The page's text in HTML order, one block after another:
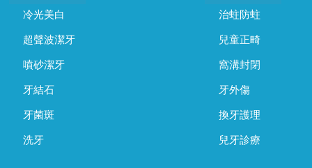
冷光美白
超聲波潔牙
噴砂潔牙
牙結石
牙菌斑
洗牙
治蛀防蛀
兒童正畸
窩溝封閉
牙外傷
換牙護理
兒牙診療